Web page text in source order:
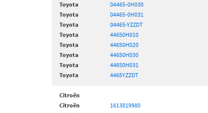
Toyota
04465-0H030
Toyota
04465-0H031
Toyota
04465-YZZDT
Toyota
44650H010
Toyota
44650H020
Toyota
44650H030
Toyota
44650H031
Toyota
4465YZZDT
Citroën
Citroën
1613819980